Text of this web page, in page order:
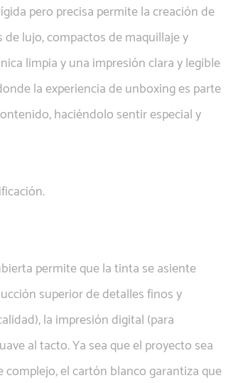
pero precisa permite la creación de
lujo, compactos de maquillaje y
limpia y una impresión clara y legible
la experiencia de unboxing es parte
haciéndolo sentir especial y
permite que la tinta se asiente
superior de detalles finos y
la impresión digital (para
al tacto. Ya sea que el proyecto sea
el cartón blanco garantiza que